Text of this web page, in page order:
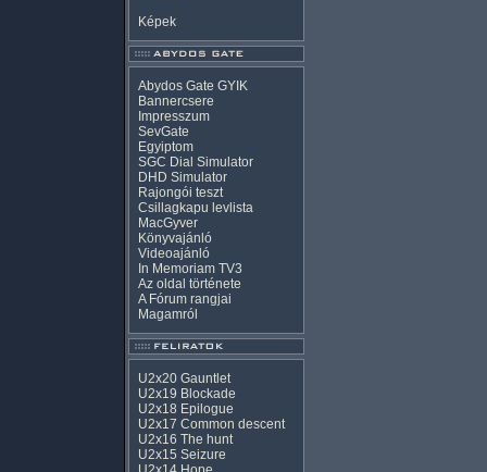
Képek
Abydos Gate GYIK
Bannercsere
Impresszum
SevGate
Egyiptom
SGC Dial Simulator
DHD Simulator
Rajongói teszt
Csillagkapu levlista
MacGyver
Könyvajánló
Videoajánló
In Memoriam TV3
Az oldal története
A Fórum rangjai
Magamról
U2x20 Gauntlet
U2x19 Blockade
U2x18 Epilogue
U2x17 Common descent
U2x16 The hunt
U2x15 Seizure